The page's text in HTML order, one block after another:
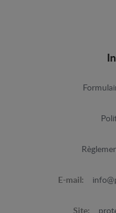
E-mail:
Site: